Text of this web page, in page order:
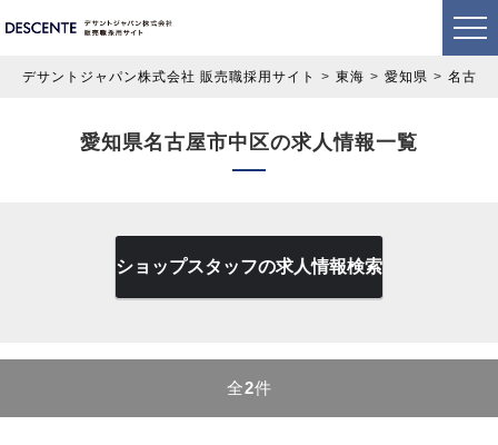
デサントジャパン株式会社 販売職採用サイト 東海 愛知県 名古屋
愛知県名古屋市中区の求人情報一覧
ショップスタッフの求人情報検索
全2件